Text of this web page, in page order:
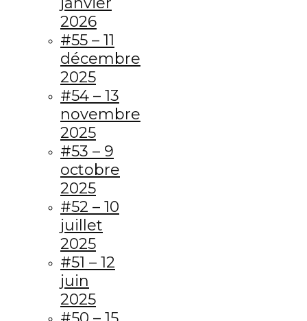
2026
#55 – 11
décembre
2025
#54 – 13
novembre
2025
#53 – 9
octobre
2025
#52 – 10
juillet
2025
#51 – 12
juin
2025